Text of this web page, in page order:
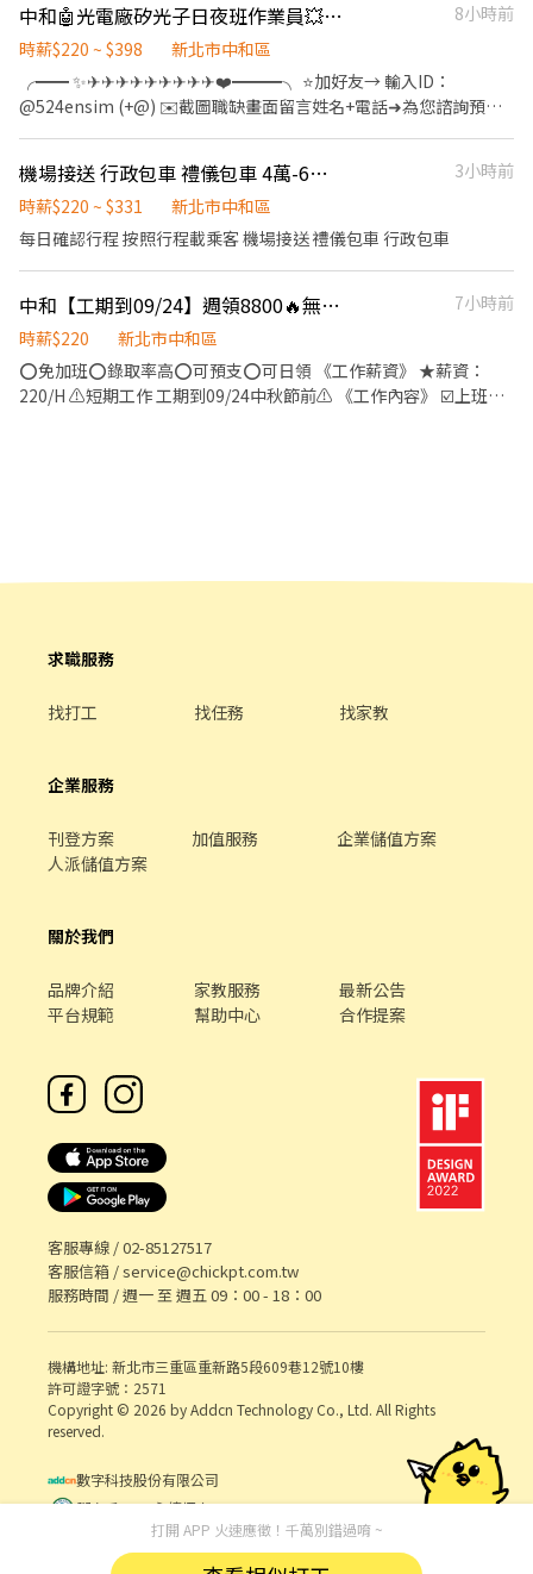
薪資 $229/hr(中和區)+(晚班獎金 20 /夜班獎金 40) ✦工作內容-不需
顧客服務 1.包裹搬運、理貨(搬物流箱10~15公斤不等) 2.維持門市作
業區環境、清潔 3.配合單日跑點(1~5間門市) 🔔需自備機車、駕照 ✦
工作時間 (日排2~5hr依實際情況而定) ⭕缺額門市、班別如下方⭕
固定早班 07:00-13:30、08:30-13:30 固定晚班 17:30-23:30、
班 --------------------------- 【✔️有人店(一般門市)✔️】 ✦工作薪資
$206/hr(中和區) ✦工作內容- (提供完整教育訓練及店面實習) 1.負
責包裹收寄、搬運、盤點、理貨等 2.門市相關作業 3.可配合調店、
支援佳(兼職可不調店) ✦工作時間 ⭕缺額門市、班別如下方⭕ 固定
早班 10:30-17:30 (平日4-6H/假日6-8H) 固定晚班❶16:15-22:45
❷18:45-22:45（一週至少2天16:15起班） ✦排班方式 含假日周排
班3-5天班 ----------------------------- ▶工作地點 (可自選門店) 缺
額如下 ☀️中和力行 - 智取店 中和區連勝街19號1樓(缺早、假日早)
☀️中和民享 - 智取店 中和區民享街66號1樓(缺早、晚) ☀️中和安平 -
智取店 中和區安平路17號1樓(缺早、晚) ☀️中和成功 - 智取店 中和
中和🤖光電廠矽光子日夜班作業員💥錄取高💥隔天下夜班💲高薪220~240💥供團膳
8小時前
時薪$220 ~ $398
新北市中和區
╭━━ ✨✈✈✈✈✈✈✈✈✈❤️━━━╮ ⭐️加好友→ 輸入ID：
@524ensim (+@) ✉️截圖職缺畫面留言姓名+電話➜為您諮詢預約
⚡ 速戰速決｜最快隔天下夜班，快速開始賺錢💰 🍱 荷包省省｜團膳
只要 45元/餐 💵 急用錢沒煩惱｜提供週借支／周領服務 🎯 高錄取率
｜快速安排，不用漫長等待 🙌 人人都有機會｜免經驗、免學歷，完
光子／光纖通訊產品製造 🔹 組裝、包裝、測試、檢驗等作業 ⏰ 工
作時間（固定班別） 🌞 日班 07:00－19:00 💰 時薪 $220(含20專案
獎金) 加班費依200計 🌙 夜班 19:00－07:00 💰 時薪 $240 (含40專案
獎金) 加班費依200計 ✅ 最快可隔天下夜班 📅 休假制度 ✔️ 排休週排
☕ 休息時間 ✔️ 用餐60分鐘 ✔️ 彈性間休 👉 全日休息共約2小時 🍱 公
機場接送 行政包車 禮儀包車 4萬-6萬 無兼職
3小時前
時薪$220 ~ $331
新北市中和區
每日確認行程 按照行程載乘客 機場接送 禮儀包車 行政包車
中和【工期到09/24】週領8800🔥無需加班｜餅乾包裝🍪
7小時前
時薪$220
新北市中和區
⭕️免加班⭕️錄取率高⭕️可預支⭕️可日領 《工作薪資》 ★薪資：
220/H ⚠️短期工作 工期到09/24中秋節前⚠️ 《工作內容》 ☑️上班地
求職服務
找打工 找任務 找家教
企業服務
刊登方案 加值服務
企業儲值方案
人派儲值方案
關於我們
品牌介紹 家教服務
最新公告
平台規範
幫助中心 合作提案
客服專線 /02-85127517
客服信箱 /service@chickpt.com.tw
服務時間 / 週一 至 週五 09：00 - 18：00
機構地址: 新北市三重區重新路5段609巷12號10樓
許可證字號：2571
Copyright © 2026 by Addcn Technology Co., Ltd. All Rights
reserved.
數字科技股份有限公司
鄧白氏 ESG 永續標章
打開 APP 火速應徵！千萬別錯過唷 ~